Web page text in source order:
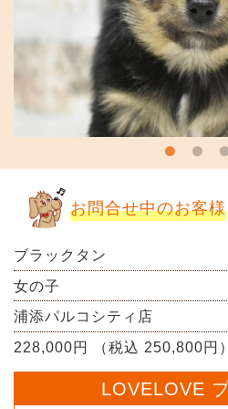
お問合せ中のお客様
ブラックタン
女の子
浦添パルコシティ店
228,000円 （税込 250,800円）
LOVELOVE